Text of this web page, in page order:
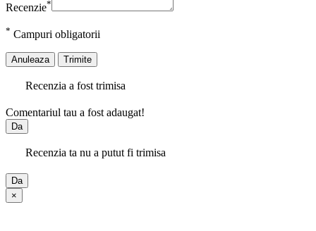
Recenzie*
* Campuri obligatorii
Anuleaza Trimite
Recenzia a fost trimisa
Comentariul tau a fost adaugat!
Da
Recenzia ta nu a putut fi trimisa
Da
×